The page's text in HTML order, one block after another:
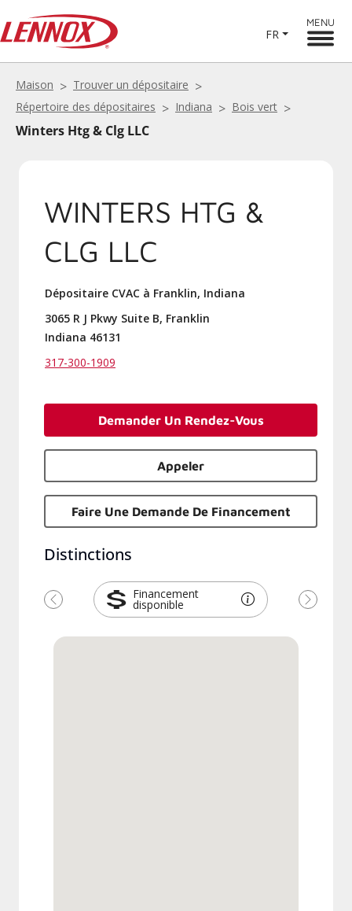
FR
MENU
Maison
Trouver un dépositaire
Répertoire des dépositaires
Indiana Bois vert
Winters Htg & Clg LLC
WINTERS HTG &
CLG LLC
Dépositaire CVAC à Franklin, Indiana
3065 R J Pkwy Suite B, Franklin
Indiana 46131
317-300-1909
Demander Un Rendez-Vous
Appeler
Faire Une Demande De Financement
Distinctions
Financement
disponible
Précédent Suivant